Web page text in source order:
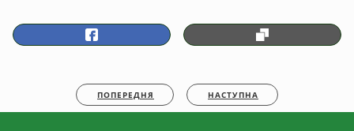
ПОПЕРЕДНЯ НАСТУПНА